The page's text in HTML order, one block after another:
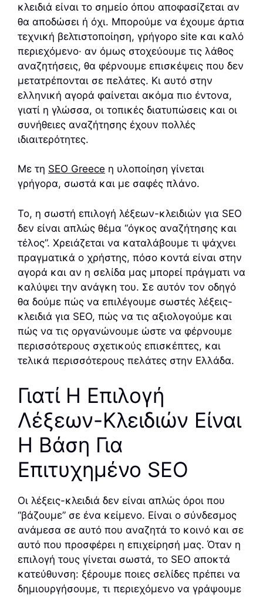
κλειδιά είναι το σημείο όπου αποφασίζεται αν
θα αποδώσει ή όχι. Μπορούμε να έχουμε άρτια
τεχνική βελτιστοποίηση, γρήγορο site και καλό
περιεχόμενο· αν όμως στοχεύουμε τις λάθος
αναζητήσεις, θα φέρνουμε επισκέψεις που δεν
μετατρέπονται σε πελάτες. Κι αυτό στην
ελληνική αγορά φαίνεται ακόμα πιο έντονα,
γιατί η γλώσσα, οι τοπικές διατυπώσεις και οι
συνήθειες αναζήτησης έχουν πολλές
ιδιαιτερότητες.
Με τη SEO Greece η υλοποίηση γίνεται
γρήγορα, σωστά και με σαφές πλάνο.
Το, η σωστή επιλογή λέξεων-κλειδιών για SEO
δεν είναι απλώς θέμα “όγκος αναζήτησης και
τέλος”. Χρειάζεται να καταλάβουμε τι ψάχνει
πραγματικά ο χρήστης, πόσο κοντά είναι στην
αγορά και αν η σελίδα μας μπορεί πράγματι να
καλύψει την ανάγκη του. Σε αυτόν τον οδηγό
θα δούμε πώς να επιλέγουμε σωστές λέξεις-
κλειδιά για SEO, πώς να τις αξιολογούμε και
πώς να τις οργανώνουμε ώστε να φέρνουμε
περισσότερους σχετικούς επισκέπτες, και
τελικά περισσότερους πελάτες στην Ελλάδα.
Γιατί Η Επιλογή
Λέξεων-Κλειδιών Είναι
Η Βάση Για
Επιτυχημένο SEO
Οι λέξεις-κλειδιά δεν είναι απλώς όροι που
“βάζουμε” σε ένα κείμενο. Είναι ο σύνδεσμος
ανάμεσα σε αυτό που αναζητά το κοινό και σε
αυτό που προσφέρει η επιχείρησή μας. Όταν η
επιλογή τους γίνεται σωστά, το SEO αποκτά
κατεύθυνση: ξέρουμε ποιες σελίδες πρέπει να
δημιουργήσουμε, τι περιεχόμενο να γράψουμε